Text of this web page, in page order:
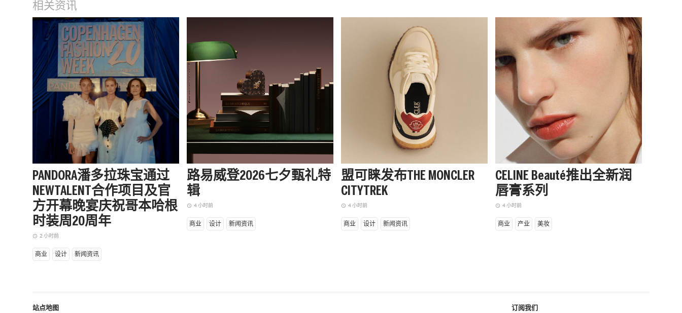
相关资讯
PANDORA潘多拉珠宝通过
NEWTALENT合作项目及官
方开幕晚宴庆祝哥本哈根
时装周20周年
access_time 2 小时前
商业 设计 新闻资讯
路易威登2026七夕甄礼特
辑
access_time 4 小时前
商业 设计 新闻资讯
盟可睐发布THE MONCLER
CITYTREK
access_time 4 小时前
商业 设计 新闻资讯
CELINE Beauté推出全新润
唇膏系列
access_time 4 小时前
商业 产业 美妆
订阅我们
站点地图